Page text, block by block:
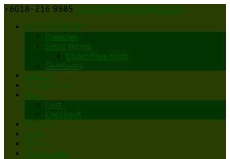
+6018-216 9985 kaligrafidotmy@gmail.com
FREE SOFTCOPY
Freebies
Short Name
Order Free Khat
Giveaway
Add On
Pengiklanan
Shop
Cart
Checkout
Register
Login
Orders
Downloads